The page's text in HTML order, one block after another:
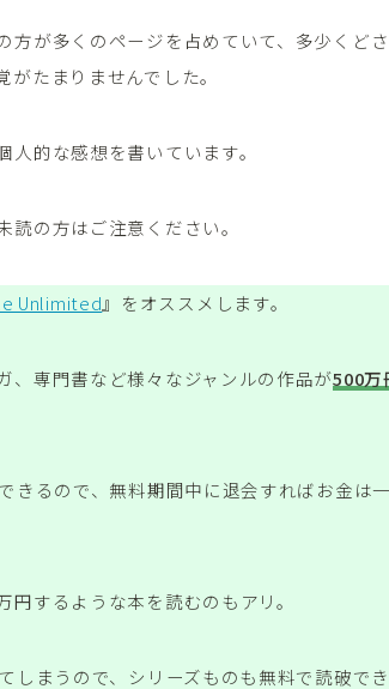
方が多くのページを占めていて、多少くど
たまりませんでした。
的な感想を書いています。
の方はご注意ください。
Unlimited』をオススメします。
、専門書など様々なジャンルの作品が500万
きるので、無料期間中に退会すればお金は
するような本を読むのもアリ。
しまうので、シリーズものも無料で読破で